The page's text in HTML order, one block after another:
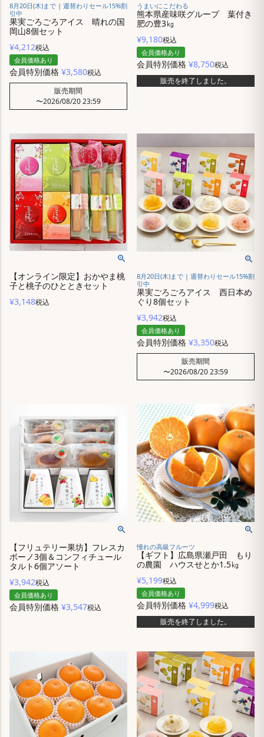
8月20日(木)まで | 週替わりセール15%割
引中
果実ごろごろアイス 晴れの国
岡山8個セット
¥4,212税込
会員価格あり
会員特別価格 ¥3,580税込
販売期間
〜2026/08/20 23:59
うまいにこだわる
熊本県産味咲グループ 葉付き
肥の豊3㎏
¥9,180税込
会員価格あり
会員特別価格 ¥8,750税込
販売を終了しました。
【オンライン限定】おかやま桃
子と桃子のひとときセット
¥3,148税込
8月20日(木)まで | 週替わりセール15%割
引中
果実ごろごろアイス 西日本め
ぐり8個セット
¥3,942税込
会員価格あり
会員特別価格 ¥3,350税込
販売期間
〜2026/08/20 23:59
【フリュテリー果坊】フレスカ
ボーノ3個＆コンフィチュール
タルト6個アソート
¥3,942税込
会員価格あり
会員特別価格 ¥3,547税込
憧れの高級フルーツ
【ギフト】広島県瀬戸田 もり
の農園 ハウスせとか1.5㎏
¥5,199税込
会員価格あり
会員特別価格 ¥4,999税込
販売を終了しました。